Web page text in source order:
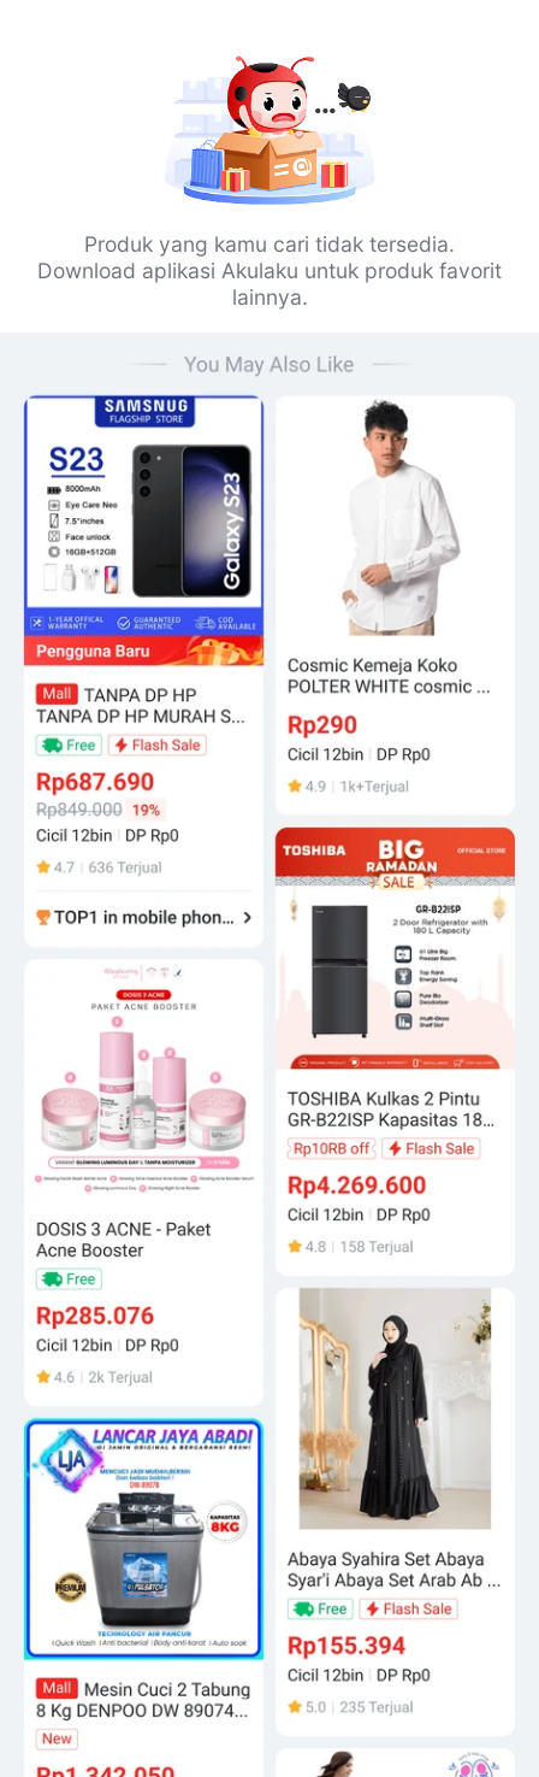
Produk yang kamu cari tidak tersedia.
Download aplikasi Akulaku untuk produk favorit
lainnya.